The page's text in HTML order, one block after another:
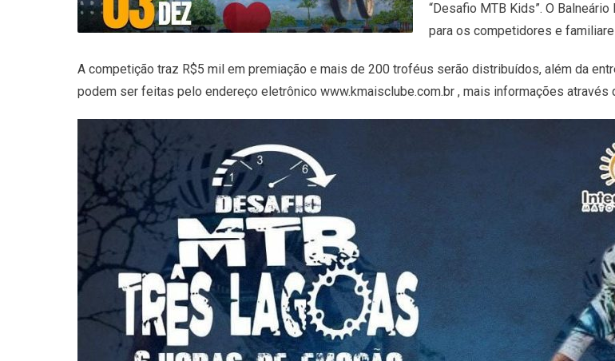
“Desafio MTB Kids”. O
para os competidores e
A competição traz R$5 mil em premiação e mais de 200 troféus serão distribuídos, além da
podem ser feitas pelo endereço eletrônico www.kmaisclube.com.br , mais informações através